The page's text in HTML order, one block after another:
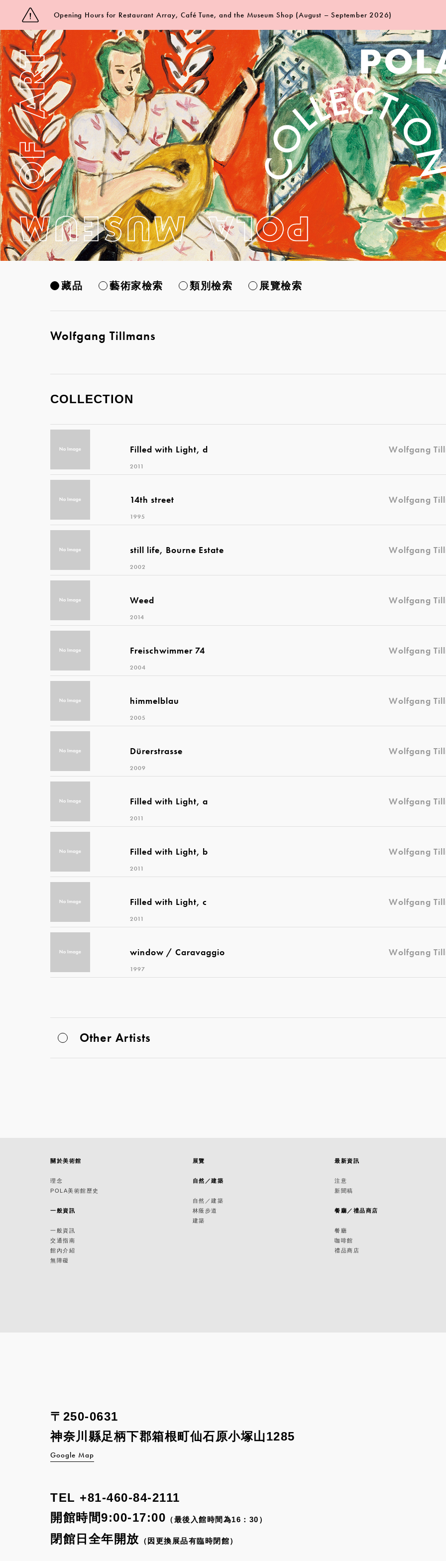
Opening Hours for Restaurant Array, Café Tune, and the Museum Shop (August – September 2026)
藏品 藝術家檢索 類別檢索 展覽檢索
Wolfgang Tillmans
COLLECTION
Filled with Light, d Wolfgang
2011
14th street Wolfgang
1995
still life, Bourne Estate Wolfgang
2002
Weed Wolfgang
2014
Freischwimmer 74 Wolfgang
2004
himmelblau Wolfgang
2005
Dürerstrasse Wolfgang
2009
Filled with Light, a Wolfgang
2011
Filled with Light, b Wolfgang
2011
Filled with Light, c Wolfgang
2011
window / Caravaggio Wolfgang
1997
Other Artists
關於美術館
理念
POLA美術館歷史
一般資訊
一般資訊
交通指南
館內介紹
無障礙
展覽
自然／建築
自然／建築
林蔭步道
建築
最新資訊
注意
新聞稿
餐廳／禮品商店
餐廳
咖啡館
禮品商店
〒250-0631
神奈川縣足柄下郡箱根町仙石原小塚山1285
Google Map
TEL +81-460-84-2111
開館時間9:00-17:00 （最後入館時間為16：30）
閉館日全年開放 （因更換展品有臨時閉館）